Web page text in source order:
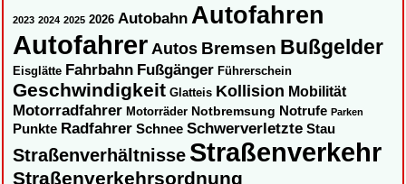
2023 2024 2025 2026 Autobahn Autofahren
AutofahrerAutos Bremsen Bußgelder
Eisglätte Fahrbahn Fußgänger Führerschein
Geschwindigkeit Glatteis Kollision Mobilität
Motorradfahrer Motorräder Notbremsung Notrufe Parken
Punkte Radfahrer Schnee Schwerverletzte Stau
Straßenverhältnisse Straßenverkehr
Straßenverkehrsordnung